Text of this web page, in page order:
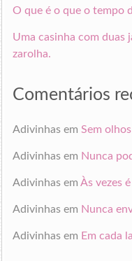
O que é o que o tempo
Uma casinha com duas
zarolha.
Comentários
Adivinhasem Sem
Adivinhasem Nunca
Adivinhasem Às vezes
Adivinhasem Nunca
Adivinhasem Em cada